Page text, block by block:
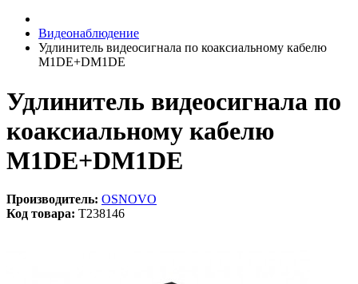
Видеонаблюдение
Удлинитель видеосигнала по коаксиальному кабелю
M1DE+DM1DE
Удлинитель видеосигнала по
коаксиальному кабелю
M1DE+DM1DE
Производитель: OSNOVO
Код товара: T238146